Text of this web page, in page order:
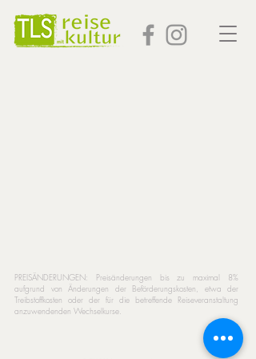
PREISÄNDERUNGEN: Preisänderungen bis zu maximal 8%
aufgrund von Änderungen der Beförderungskosten, etwa der
Treibstoffkosten oder der für die betreffende Reiseveranstaltung
anzuwendenden Wechselkurse.